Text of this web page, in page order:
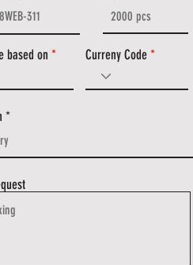
based on Curreny Code